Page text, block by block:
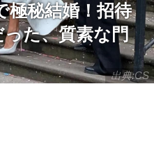
出典:CS
極秘結婚！招待
た、質素な門